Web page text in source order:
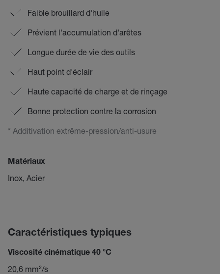
Faible brouillard d'huile
Prévient l'accumulation d'arêtes
Longue durée de vie des outils
Haut point d'éclair
Haute capacité de charge et de rinçage
Bonne protection contre la corrosion
* Additivation extrême-pression/anti-usure
Matériaux
Inox, Acier
Caractéristiques typiques
Viscosité cinématique 40 °C
20,6 mm²/s